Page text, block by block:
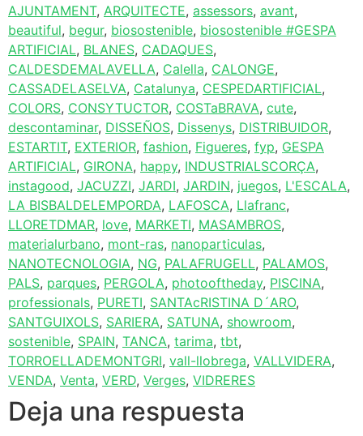
AJUNTAMENT, ARQUITECTE, assessors, avant,
beautiful, begur, biosostenible, biosostenible #GESPA
ARTIFICIAL, BLANES, CADAQUES,
CALDESDEMALAVELLA, Calella, CALONGE,
CASSADELASELVA, Catalunya, CESPEDARTIFICIAL,
COLORS, CONSYTUCTOR, COSTaBRAVA, cute,
descontaminar, DISSEÑOS, Dissenys, DISTRIBUIDOR,
ESTARTIT, EXTERIOR, fashion, Figueres, fyp, GESPA
ARTIFICIAL, GIRONA, happy, INDUSTRIALSCORÇA,
instagood, JACUZZI, JARDI, JARDIN, juegos, L'ESCALA,
LA BISBALDELEMPORDA, LAFOSCA, Llafranc,
LLORETDMAR, love, MARKETI, MASAMBROS,
materialurbano, mont-ras, nanoparticulas,
NANOTECNOLOGIA, NG, PALAFRUGELL, PALAMOS,
PALS, parques, PERGOLA, photooftheday, PISCINA,
professionals, PURETI, SANTAcRISTINA D´ARO,
SANTGUIXOLS, SARIERA, SATUNA, showroom,
sostenible, SPAIN, TANCA, tarima, tbt,
TORROELLADEMONTGRI, vall-llobrega, VALLVIDERA,
VENDA, Venta, VERD, Verges, VIDRERES
Deja una respuesta